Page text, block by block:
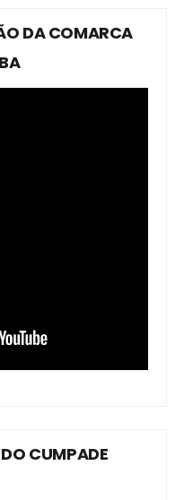
DA COMARCA
CUMPADE